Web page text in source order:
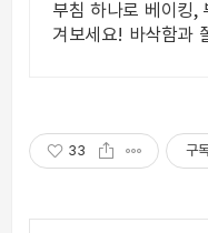
부침 하나로 베이킹,
겨보세요! 바삭함과
33 구